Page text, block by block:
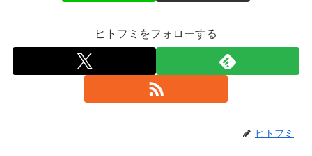
ヒトフミをフォローする
ヒトフミ